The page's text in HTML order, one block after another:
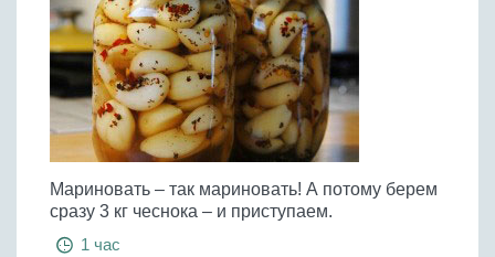
Мариновать – так мариновать! А потому берем
сразу 3 кг чеснока – и приступаем.
1 час